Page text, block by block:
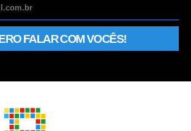
FALAR COM VOCÊS!